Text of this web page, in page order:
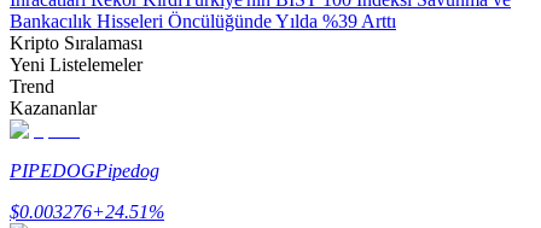
Bitrue
AI
Bankacılık Hisseleri Öncülüğünde Yılda %39 Arttı
Kripto Sıralaması
Yeni Listelemeler
Trend
Kazananlar
PIPEDOGPipedog
$0.003276+24.51%